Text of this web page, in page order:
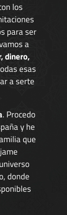
los
para ser
a
dinero,
esas
a serte
. Procedo
y he
que
donde